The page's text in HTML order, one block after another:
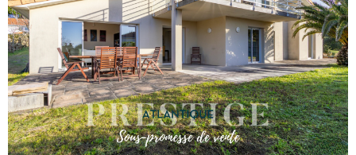
voir le
bien